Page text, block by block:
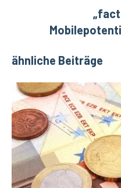
„
ähnliche Beiträge